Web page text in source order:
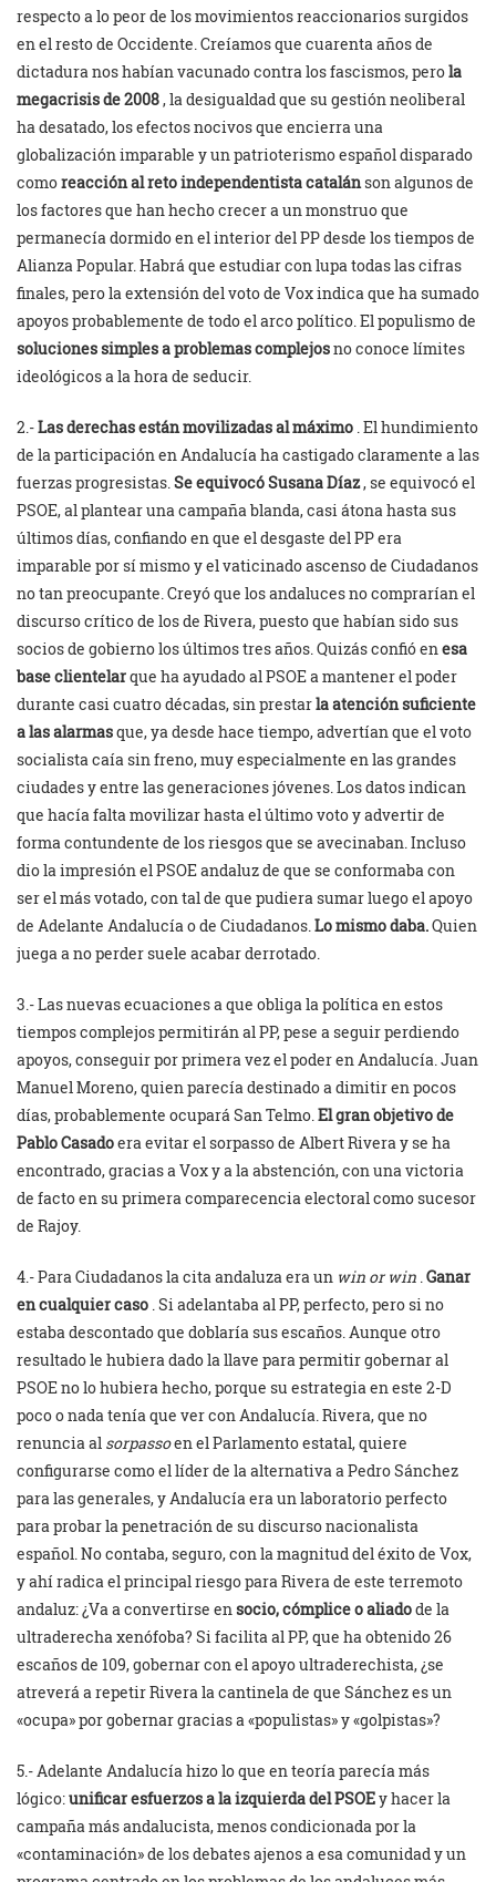
respecto a lo peor de los movimientos reaccionarios surgidos
en el resto de Occidente. Creíamos que cuarenta años de
dictadura nos habían vacunado contra los fascismos, perola
megacrisis de 2008, la desigualdad que su gestión neoliberal
ha desatado, los efectos nocivos que encierra una
globalización imparable y un patrioterismo español disparado
comoreacción al reto independentista catalánson algunos de
los factores que han hecho crecer a un monstruo que
permanecía dormido en el interior del PP desde los tiempos de
Alianza Popular. Habrá que estudiar con lupa todas las cifras
finales, pero la extensión del voto de Vox indica que ha sumado
apoyos probablemente de todo el arco político. El populismo de
soluciones simples a problemas complejosno conoce límites
ideológicos a la hora de seducir.
2.-Las derechas están movilizadas al máximo . El hundimiento
de la participación en Andalucía ha castigado claramente a las
fuerzas progresistas.Se equivocó Susana Díaz, se equivocó el
PSOE, al plantear una campaña blanda, casi átona hasta sus
últimos días, confiando en que el desgaste del PP era
imparable por sí mismo y el vaticinado ascenso de Ciudadanos
no tan preocupante. Creyó que los andaluces no comprarían el
discurso crítico de los de Rivera, puesto que habían sido sus
socios de gobierno los últimos tres años. Quizás confió enesa
base clientelarque ha ayudado al PSOE a mantener el poder
durante casi cuatro décadas, sin prestarla atención suficiente
a las alarmasque, ya desde hace tiempo, advertían que el voto
socialista caía sin freno, muy especialmente en las grandes
ciudades y entre las generaciones jóvenes. Los datos indican
que hacía falta movilizar hasta el último voto y advertir de
forma contundente de los riesgos que se avecinaban. Incluso
dio la impresión el PSOE andaluz de que se conformaba con
ser el más votado, con tal de que pudiera sumar luego el apoyo
de Adelante Andalucía o de Ciudadanos.Lo mismo daba.Quien
juega a no perder suele acabar derrotado.
3.- Las nuevas ecuaciones a que obliga la política en estos
tiempos complejos permitirán al PP, pese a seguir perdiendo
apoyos, conseguir por primera vez el poder en Andalucía. Juan
Manuel Moreno, quien parecía destinado a dimitir en pocos
días, probablemente ocupará San Telmo.El gran objetivo de
Pablo Casadoera evitar el sorpasso de Albert Rivera y se ha
encontrado, gracias a Vox y a la abstención, con una victoria
de facto en su primera comparecencia electoral como sucesor
de Rajoy.
4.- Para Ciudadanos la cita andaluza era un win or win .Ganar
en cualquier caso . Si adelantaba al PP, perfecto, pero si no
estaba descontado que doblaría sus escaños. Aunque otro
resultado le hubiera dado la llave para permitir gobernar al
PSOE no lo hubiera hecho, porque su estrategia en este 2-D
poco o nada tenía que ver con Andalucía. Rivera, que no
renuncia al sorpassoen el Parlamento estatal, quiere
configurarse como el líder de la alternativa a Pedro Sánchez
para las generales, y Andalucía era un laboratorio perfecto
para probar la penetración de su discurso nacionalista
español. No contaba, seguro, con la magnitud del éxito de Vox,
y ahí radica el principal riesgo para Rivera de este terremoto
andaluz: ¿Va a convertirse en socio, cómplice o aliadode la
ultraderecha xenófoba? Si facilita al PP, que ha obtenido 26
escaños de 109, gobernar con el apoyo ultraderechista, ¿se
atreverá a repetir Rivera la cantinela de que Sánchez es un
«ocupa» por gobernar gracias a «populistas» y «golpistas»?
5.- Adelante Andalucía hizo lo que en teoría parecía más
lógico:unificar esfuerzos a la izquierda del PSOEy hacer la
campaña más andalucista, menos condicionada por la
«contaminación» de los debates ajenos a esa comunidad y un